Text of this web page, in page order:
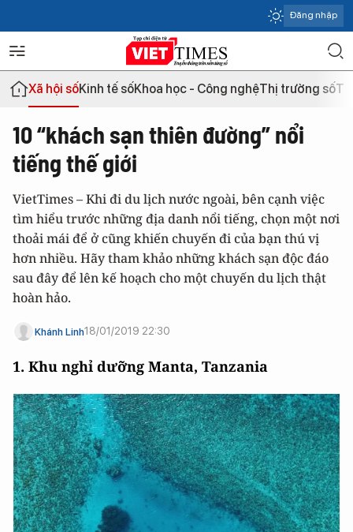
Đăng nhập
Xã hội sốKinh tế sốKhoa học - Công nghệThị trường số
10 “khách sạn thiên đường” nổi
tiếng thế giới
VietTimes – Khi đi du lịch nước ngoài, bên cạnh việc
tìm hiểu trước những địa danh nổi tiếng, chọn một nơi
thoải mái để ở cũng khiến chuyến đi của bạn thú vị
hơn nhiều. Hãy tham khảo những khách sạn độc đáo
sau đây để lên kế hoạch cho một chuyến du lịch thật
hoàn hảo.
Khánh Linh18/01/2019 22:30
1. Khu nghỉ dưỡng Manta, Tanzania